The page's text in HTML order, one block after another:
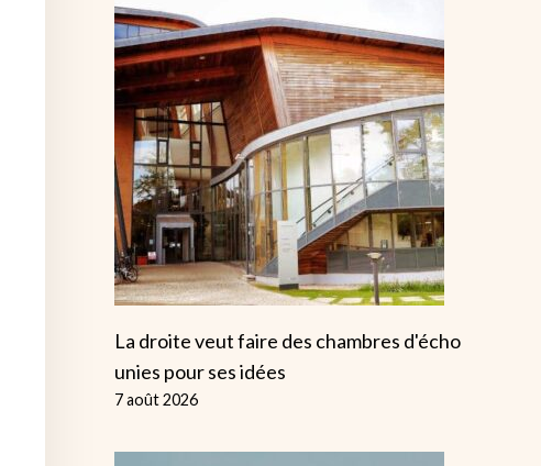
La droite veut faire des chambres d'écho
unies pour ses idées
7 août 2026